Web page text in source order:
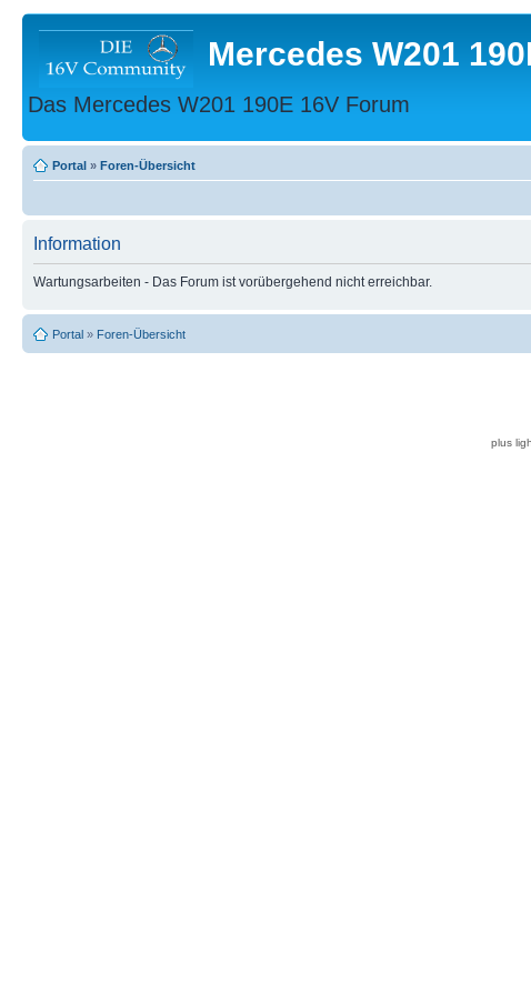
Mercedes W201
Das Mercedes W201 190E 16V Forum
Portal » Foren-Übersicht
Information
Wartungsarbeiten - Das Forum ist vorübergehend nicht erreichbar.
Portal » Foren-Übersicht
plus